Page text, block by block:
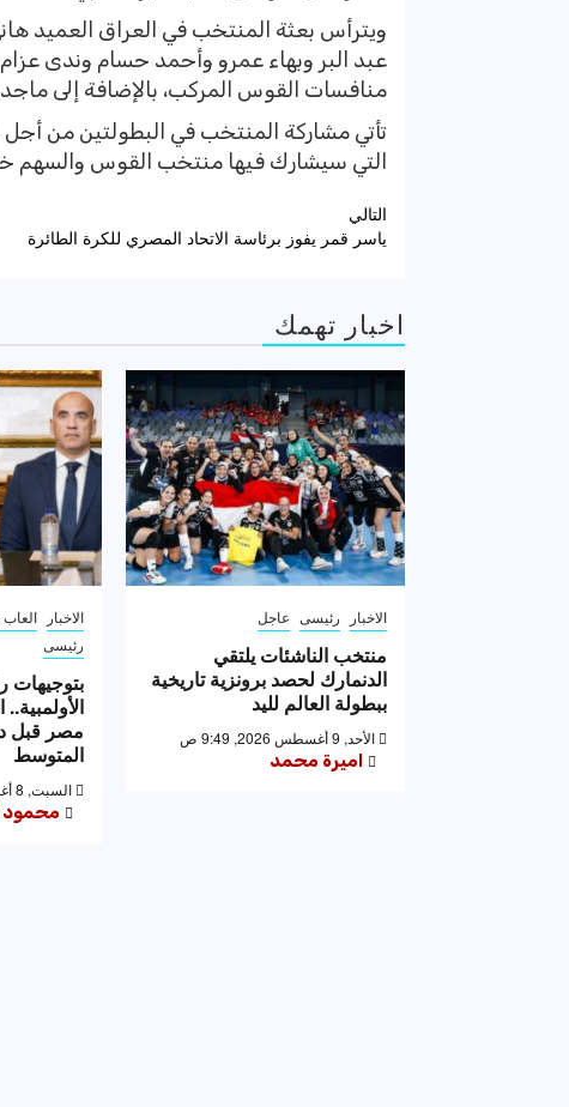
ويترأس بعثة المنتخب في العراق العميد
عبد البر وبهاء عمرو وأحمد حسام وندى
منافسات القوس المركب، بالإضافة إلى
تأتي مشاركة المنتخب في البطولتين من
التي سيشارك فيها منتخب القوس والسهم
تصفّح
المقالات
التالي
ياسر قمر يفوز برئاسة الاتحاد المصري للكرة الطائرة
اخبار تهمك
الاخبار رئيسى عاجل
منتخب الناشئات يلتقي
الدنمارك لحصد برونزية تاريخية
ببطولة العالم لليد
الأحد, 9 أغسطس 2026, 9:49 ص
اميرة محمد
الاخبار
رئيسى
بتوجيهات
مصر قبل
المتوسط
السبت, 8 أغسطس 2026, 10:14 م
محمود